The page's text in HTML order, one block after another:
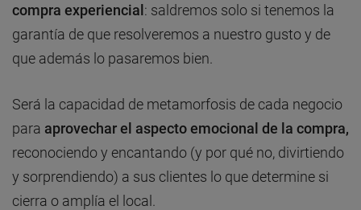
compra experiencial: saldremos solo si tenemos la
garantía de que resolveremos a nuestro gusto y de
que además lo pasaremos bien.
Será la capacidad de metamorfosis de cada negocio
para aprovechar el aspecto emocional de la compra,
reconociendo y encantando (y por qué no, divirtiendo
y sorprendiendo) a sus clientes lo que determine si
cierra o amplía el local.